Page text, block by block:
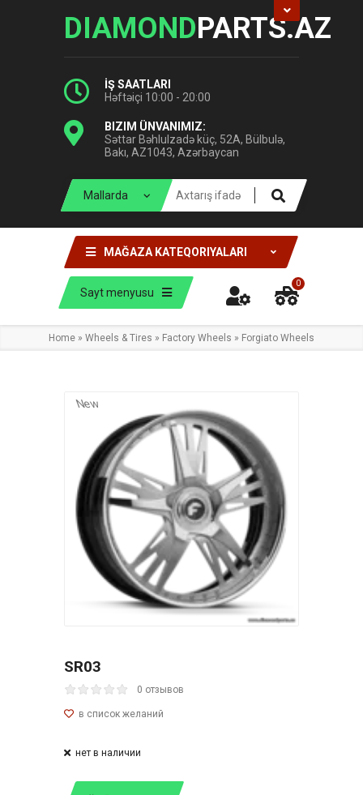
DIAMONDPARTS.AZ
İŞ SAATLARI
Həftəiçi 10:00 - 20:00
BIZIM ÜNVANIMIZ:
Səttar Bəhlulzadə küç, 52A, Bülbulə,
Bakı, AZ1043, Azərbaycan
MAĞAZA KATEQORIYALARI
Sayt menyusu
0
Home » Wheels & Tires » Factory Wheels » Forgiato Wheels
New
SR03
0 отзывов
нет в наличии